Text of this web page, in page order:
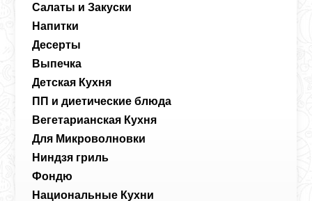
Салаты и Закуски
Напитки
Десерты
Выпечка
Детская Кухня
ПП и диетические блюда
Вегетарианская Кухня
Для Микроволновки
Ниндзя гриль
Фондю
Национальные Кухни